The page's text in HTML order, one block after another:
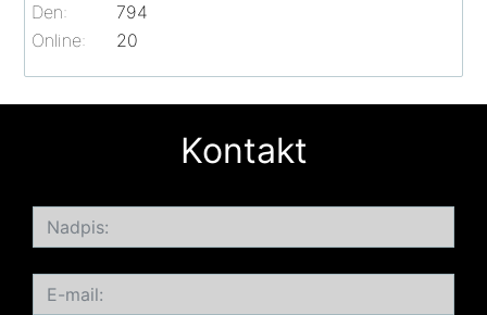
Online: 20
Den:
794
Kontakt